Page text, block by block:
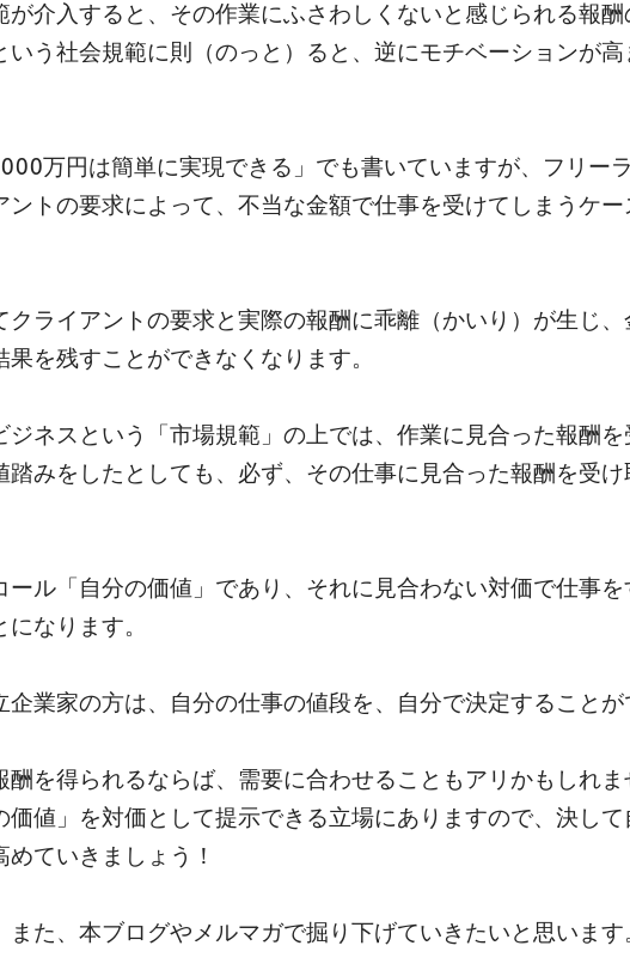
介入すると、その作業にふさわしくないと感じられる報
う社会規範に則（のっと）ると、逆にモチベーションが高
万円は簡単に実現できる」でも書いていますが、フリー
トの要求によって、不当な金額で仕事を受けてしまうケー
ライアントの要求と実際の報酬に乖離（かいり）が生じ
を残すことができなくなります。
ネスという「市場規範」の上では、作業に見合った報酬
みをしたとしても、必ず、その仕事に見合った報酬を受
ル「自分の価値」であり、それに見合わない対価で仕事を
なります。
業家の方は、自分の仕事の値段を、自分で決定することが
を得られるならば、需要に合わせることもアリかもしれ
値」を対価として提示できる立場にありますので、決し
ていきましょう！
た、本ブログやメルマガで掘り下げていきたいと思います